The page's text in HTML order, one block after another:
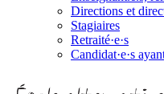
Directions et
Stagiaires
Retraité·e·s
Candidat·e·s